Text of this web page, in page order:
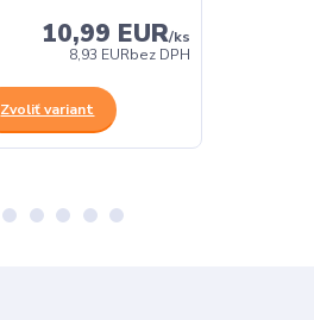
10,99 EUR/ks
8,93 EURbez DPH
Zvoliť variant